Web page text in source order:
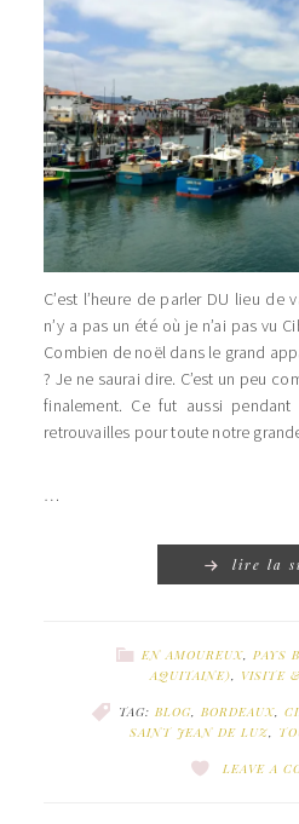
C’est l’heure de parler DU lieu
n’y a pas un été où je n’ai pas vu
Combien de noël dans le grand
? Je ne saurai dire. C’est un peu
finalement. Ce fut aussi
retrouvailles pour toute notre
…
lire la
EN AMOUREUX, PAYS
AQUITAINE), VISITE
TAG: BLOG, BORDEAUX,
SAINT JEAN DE LUZ,
LEAVE A